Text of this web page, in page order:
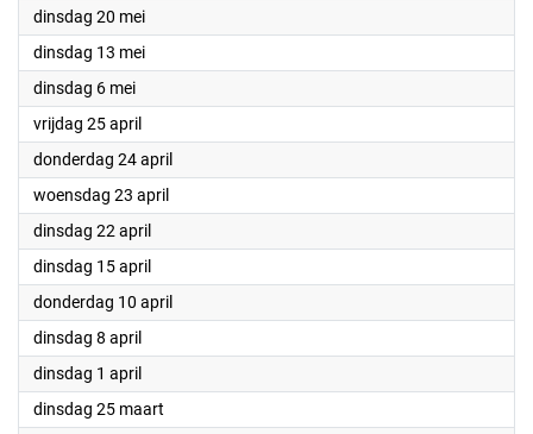
dinsdag 20 mei2025
dinsdag 13 mei2025
dinsdag 6 mei2025
vrijdag 25 april2025
donderdag 24 april2025
woensdag 23 april2025
dinsdag 22 april2025
dinsdag 15 april2025
donderdag 10 april2025
dinsdag 8 april2025
dinsdag 1 april2025
dinsdag 25 maart